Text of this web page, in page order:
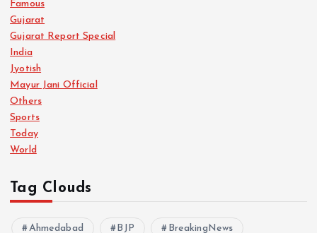
Famous
Gujarat
Gujarat Report Special
India
Jyotish
Mayur Jani Official
Others
Sports
Today
World
Tag Clouds
Ahmedabad BJP BreakingNews